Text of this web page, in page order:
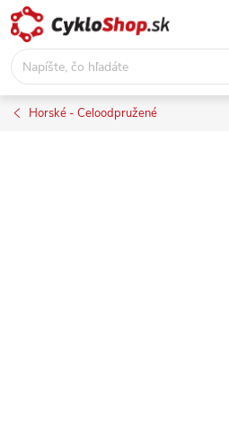
Prejsť
na
obsah
Horské - Celoodpružené